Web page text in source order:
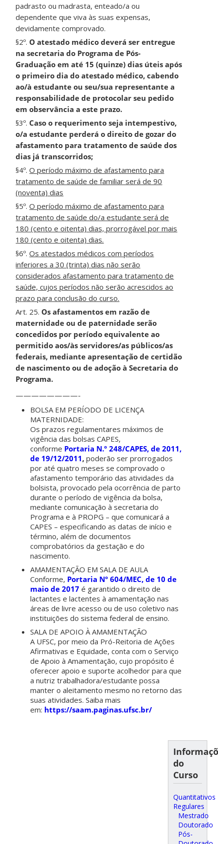
padrasto ou madrasta, enteado/a ou
dependente que viva às suas expensas,
devidamente comprovado.
§2º. O atestado médico deverá ser entregue
na secretaria do Programa de Pós-
Graduação em até 15 (quinze) dias úteis após
o primeiro dia do atestado médico, cabendo
ao/à estudante ou seu/sua representante a
responsabilidade de protocolar seu pedido
em observância a este prazo.
§3º. Caso o requerimento seja intempestivo,
o/a estudante perderá o direito de gozar do
afastamento para tratamento de saúde dos
dias já transcorridos;
§4º.O período máximo de afastamento para
tratamento de saúde de familiar será de 90
(noventa) dias
§5º.O período máximo de afastamento para
tratamento de saúde do/a estudante será de
180 (cento e oitenta) dias, prorrogável por mais
180 (cento e oitenta) dias.
§6º.Os atestados médicos com períodos
inferiores a 30 (trinta) dias não serão
considerados afastamento para tratamento de
saúde, cujos períodos não serão acrescidos ao
prazo para conclusão do curso.
Art. 25. Os afastamentos em razão de
maternidade ou de paternidade serão
concedidos por período equivalente ao
permitido aos/às servidores/as públicos/as
federais, mediante apresentação de certidão
de nascimento ou de adoção à Secretaria do
Programa.
————————-
BOLSA EM PERÍODO DE LICENÇA
MATERNIDADE:
Os prazos regulamentares máximos de
vigência das bolsas CAPES,
conforme Portaria N.º 248/CAPES, de 2011,
de 19/12/2011,poderão ser prorrogados
por até quatro meses se comprovado o
afastamento temporário das atividades da
bolsista, provocado pela ocorrência de parto
durante o período de vigência da bolsa,
mediante comunicação à secretaria do
Programa e à PROPG – que comunicará a
CAPES – especificando as datas de início e
término, além de documentos
comprobatórios da gestação e do
nascimento.
AMAMENTAÇÃO EM SALA DE AULA
Conforme, Portaria Nº 604/MEC, de 10 de
maio de 2017 é garantido o direito de
lactantes e lactentes à amamentação nas
áreas de livre acesso ou de uso coletivo nas
instituições do sistema federal de ensino.
SALA DE APOIO À AMAMENTAÇÃO
A UFSC, por meio da Pró-Reitoria de Ações
Afirmativas e Equidade, conta com o Serviço
de Apoio à Amamentação, cujo propósito é
oferecer apoio e suporte acolhedor para que
a nutriz trabalhadora/estudante possa
manter o aleitamento mesmo no retorno das
suas atividades. Saiba mais
em: https://saam.paginas.ufsc.br/
do
Curso
Quantitativos
Regulares
Mestrado
Doutorado
Pós-